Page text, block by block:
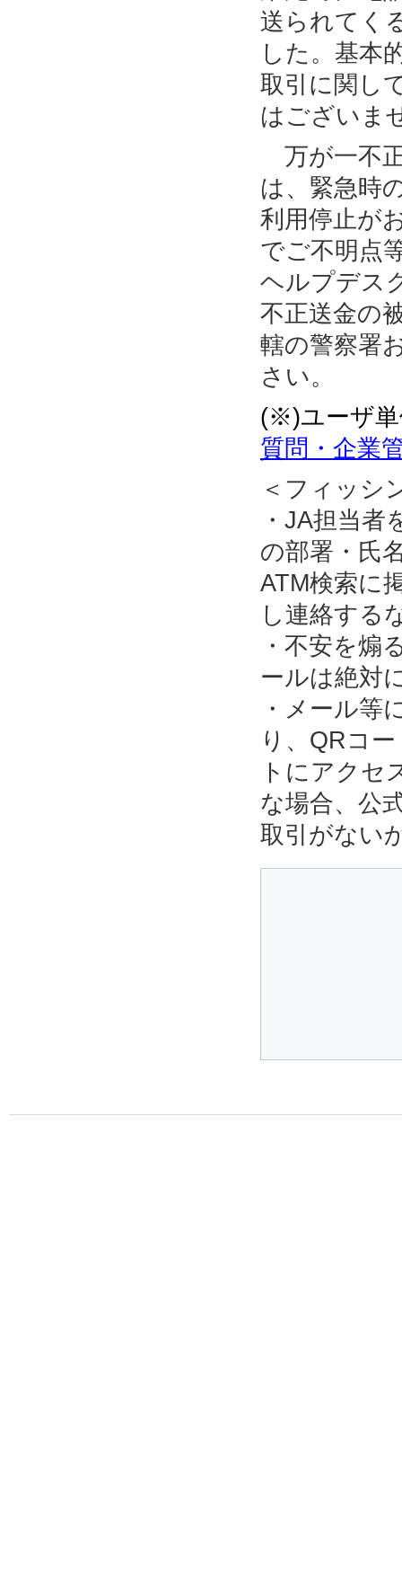
送られてく
した。基本
取引に関し
はございま
万が一不
は、緊急時
利用停止が
でご不明点
ヘルプデス
不正送金の
轄の警察署
さい。
(※)ユーザ単
質問・企業
＜フィッシ
・JA担当
の部署・氏
ATM検索に
し連絡する
・不安を煽
ールは絶対
・メール等
り、QRコ
トにアクセ
な場合、公
取引がない